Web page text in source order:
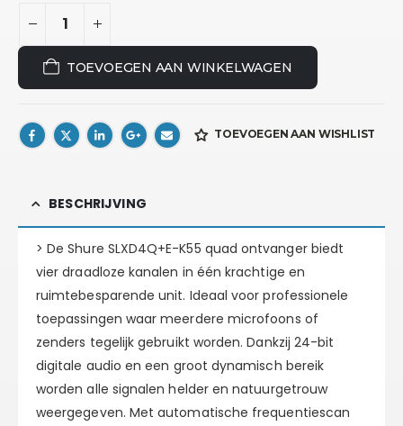
TOEVOEGEN AAN WINKELWAGEN
TOEVOEGEN AAN WISHLIST
BESCHRIJVING
> De Shure SLXD4Q+E-K55 quad ontvanger biedt
vier draadloze kanalen in één krachtige en
ruimtebesparende unit. Ideaal voor professionele
toepassingen waar meerdere microfoons of
zenders tegelijk gebruikt worden. Dankzij 24-bit
digitale audio en een groot dynamisch bereik
worden alle signalen helder en natuurgetrouw
weergegeven. Met automatische frequentiescan